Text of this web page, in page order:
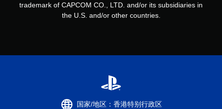
trademark of CAPCOM CO., LTD. and/or its subsidiaries in
the U.S. and/or other countries.
国家/地区：香港特别行政区